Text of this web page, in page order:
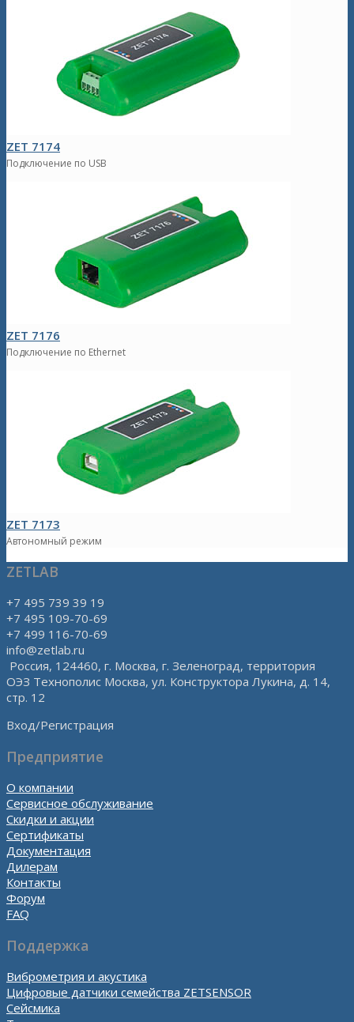
ZET 7174
Подключение по USB
ZET 7176
Подключение по Ethernet
ZET 7173
Автономный режим
ZETLAB
+7 495 739 39 19
+7 495 109-70-69
+7 499 116-70-69
info@zetlab.ru
Россия, 124460, г. Москва, г. Зеленоград, территория
ОЭЗ Технополис Москва, ул. Конструктора Лукина, д. 14,
стр. 12
Вход/Регистрация
Предприятие
О компании
Сервисное обслуживание
Скидки и акции
Сертификаты
Документация
Дилерам
Контакты
Форум
FAQ
Поддержка
Виброметрия и акустика
Цифровые датчики семейства ZETSENSOR
Сейсмика